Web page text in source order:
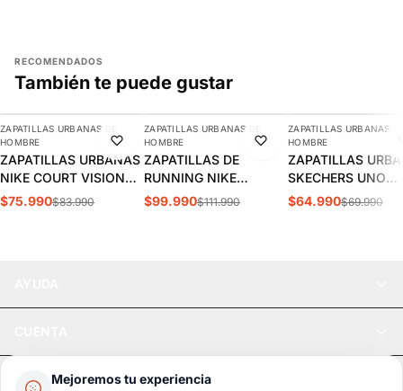
Mejoremos tu experiencia
RECOMENDADOS
También te puede gustar
-10%
AGREGAR
ZAPATILLAS URBANAS DE
HOMBRE
ZAPATILLAS URBANAS
NIKE COURT VISION
LOW HOMBRE |
$75.990$83.990
-11%
AGREGAR
ZAPATILLAS URBANAS DE
HOMBRE
ZAPATILLAS DE
RUNNING NIKE
INITIATOR HOMBRE |
$99.990$111.990
-7%
ZAPATILLAS URBANAS
HOMBRE
ZAPATILLAS
SKECHERS UNO
STAND HOMBRE |
$64.990$69.990
LEGAL